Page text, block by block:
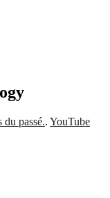
passé.. YouTube